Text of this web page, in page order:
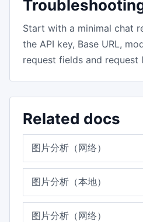
Start with a minimal chat
the API key, Base URL,
request fields and request
Related docs
图片分析（网络）
图片分析（本地）
图片分析（网络）